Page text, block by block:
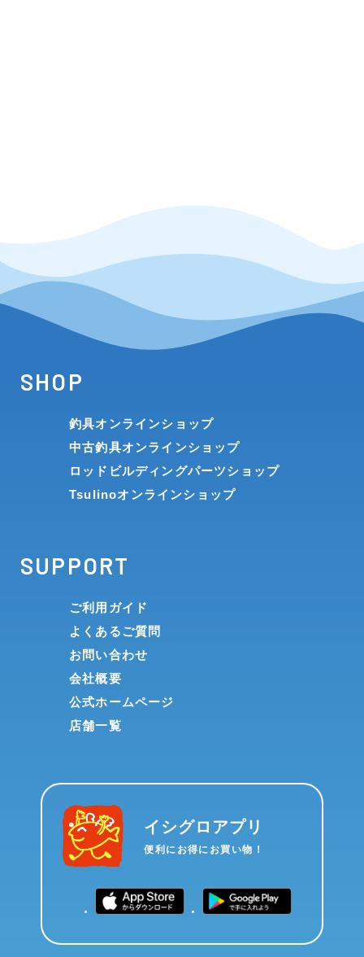
SHOP
釣具オンラインショップ
中古釣具オンラインショップ
ロッドビルディングパーツショップ
Tsulinoオンラインショップ
SUPPORT
ご利用ガイド
よくあるご質問
お問い合わせ
会社概要
公式ホームページ
店舗一覧
イシグロアプリ
便利にお得にお買い物！